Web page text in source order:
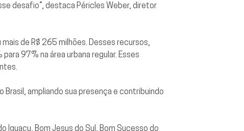
desafio”, destaca Péricles Weber, diretor
de R$ 265 milhões. Desses recursos,
97% na área urbana regular. Esses
Brasil, ampliando sua presença e contribuindo
Iguaçu, Bom Jesus do Sul, Bom Sucesso do